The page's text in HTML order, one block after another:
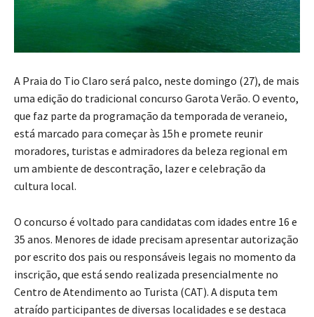
A Praia do Tio Claro será palco, neste domingo (27), de mais
uma edição do tradicional concurso Garota Verão. O evento,
que faz parte da programação da temporada de veraneio,
está marcado para começar às 15h e promete reunir
moradores, turistas e admiradores da beleza regional em
um ambiente de descontração, lazer e celebração da
cultura local.
O concurso é voltado para candidatas com idades entre 16 e
35 anos. Menores de idade precisam apresentar autorização
por escrito dos pais ou responsáveis legais no momento da
inscrição, que está sendo realizada presencialmente no
Centro de Atendimento ao Turista (CAT). A disputa tem
atraído participantes de diversas localidades e se destaca